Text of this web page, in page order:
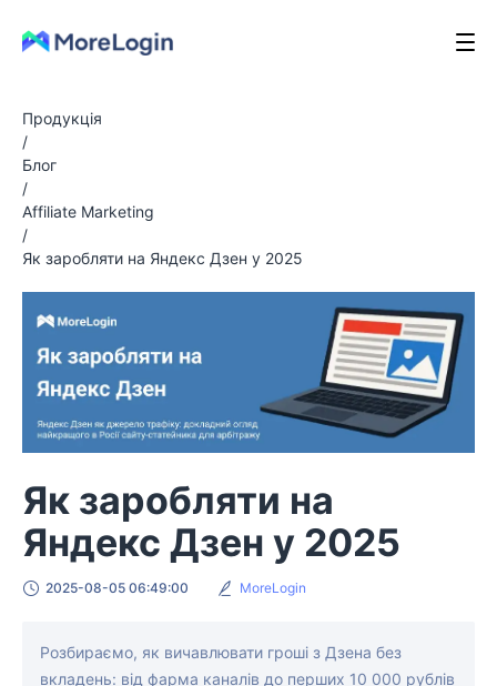
Продукція
/
Блог
/
Affiliate Marketing
/
Як заробляти на Яндекс Дзен у 2025
Як заробляти на
Яндекс Дзен у 2025
2025-08-05 06:49:00 MoreLogin
Розбираємо, як вичавлювати гроші з Дзена без
вкладень: від фарма каналів до перших 10 000 рублів